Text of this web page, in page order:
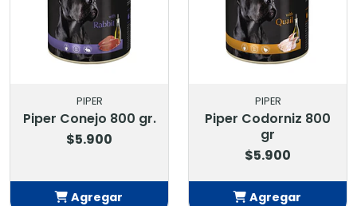
PIPER
Piper Conejo 800 gr.
$5.900
Agregar
PIPER
Piper Codorniz 800
gr
$5.900
Agregar